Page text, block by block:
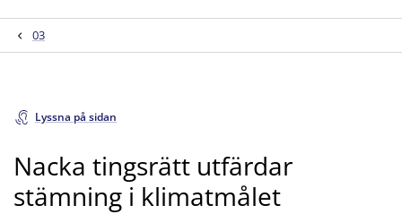
03
Lyssna på sidan
Nacka tingsrätt utfärdar
stämning i klimatmålet